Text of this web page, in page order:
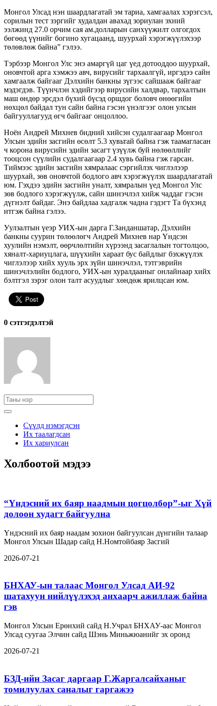
Монгол Улсад нэн шаардлагатай эм тариа, хамгаалах хэрэгсэл,
сорилын тест зэргийг худалдан авахад зориулан эхний
ээлжинд 27.0 орчим сая ам.долларын санхүүжилт олгогдох
бөгөөд үүнийг богино хугацаанд, шуурхай хэрэгжүүлэхээр
төлөвлөж байна” гэлээ.
Тэрбээр Монгол Улс энэ амаргүй цаг үед дотооддоо шуурхай,
оновчтой арга хэмжээ авч, вирусийг тархаалгүй, иргэдээ сайн
хамгаалж байгааг Дэлхийн банкны зүгээс сайшааж байгааг
мэдэгдэв. Түүнчлэн хэдийгээр вирусийн халдвар, тархалтын
маш өндөр эрсдэл бүхий бүсэд оршдог боловч өнөөгийн
нөхцөл байдал тун сайн байна гэсэн үнэлгээг олон улсын
байгууллагууд өгч байгааг онцоллоо.
Ноён Андрей Михнев бидний хийсэн судалгаагаар Монгол
Улсын эдийн засгийн өсөлт 5.3 хувьтай байна гэж таамагласан
ч корона вирусийн эдийн засагт үзүүлж буй нөлөөллийг
тооцсон сүүлийн судалгаагаар 2.4 хувь байна гэж гарсан.
Тиймээс эдийн засгийн хямралаас сэргийлэх чиглэлээр
шуурхай, зөв оновчтой бодлого авч хэрэгжүүлэх шаардлагатай
юм. Гэхдээ эдийн засгийн уналт, хямралын үед Монгол Улс
зөв бодлого хэрэгжүүлж, сайн шинэчлэл хийж чаддаг гэсэн
дүгнэлт байдаг. Энэ байдлаа хадгалж чадна гэдэгт Та бүхэнд
итгэж байна гэлээ.
Уулзалтын үеэр УИХ-ын дарга Г.Занданшатар, Дэлхийн
банкны суурин төлөөлөгч Андрей Михнев нар Үндсэн
хуулийн нэмэлт, өөрчлөлтийн хүрээнд засаглалын тогтолцоо,
хяналт-хариуцлага, шүүхийн хараат бус байдлыг бэхжүүлэх
чиглэлээр хийх хууль эрх зүйн шинэчлэл, тэтгэврийн
шинэчлэлийн бодлого, УИХ-ын хуралдааныг онлайнаар хийх
бэлтгэл зэрэг олон талт асуудлыг хөндөж ярилцсан юм.
0 cэтгэгдэлтэй
Сүүлд нэмэгдсэн
Их таалагдсан
Их хариулсан
Холбоотой мэдээ
“Үндэсний их баяр наадмын цогцолбор”-ыг Хүй
долоон худагт байгуулна
Үндэсний их баяр наадам зохион байгуулсан дүнгийн талаар
Монгол Улсын Шадар сайд Н.Номтойбаяр Засгий
2026-07-21
БНХАУ-ын талаас Монгол Улсад АИ-92
шатахуун нийлүүлэхэд анхаарч ажиллаж байна
гэв
Монгол Улсын Ерөнхий сайд Н.Учрал БНХАУ-аас Монгол
Улсад суугаа Элчин сайд Шэнь Миньжюанийг эх оронд
2026-07-21
БЗД-ийн Засаг даргаар Г.Жаргалсайханыг
томилуулах саналыг гаргажээ